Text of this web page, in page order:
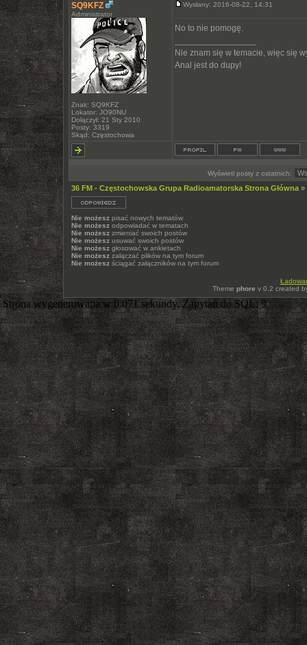
SQ9KFZ
Administrator
Znak: SQ9KFZ
Lokator: JO90NU
Dołączył: 21 Sty 2010
Posty: 3319
Skąd: Częstochowa
Wysłany: 2016-08-22, 14:31
No to nie pomogę.
Nie znam się w temacie, więc się
Anal jest do dupy!
Wyświetl posty z ostatnich:
36 FM - Częstochowska Grupa Radioamatorska Strona Główna »
Nie możesz pisać nowych tematów
Nie możesz odpowiadać w tematach
Nie możesz zmieniać swoich postów
Nie możesz usuwać swoich postów
Nie możesz głosować w ankietach
Nie możesz załączać plików na tym forum
Nie możesz ściągać załączników na tym forum
Theme phore v 0.2 created
Strona wygenerowana w 0.071 sekundy. Zapytań do SQL: 9